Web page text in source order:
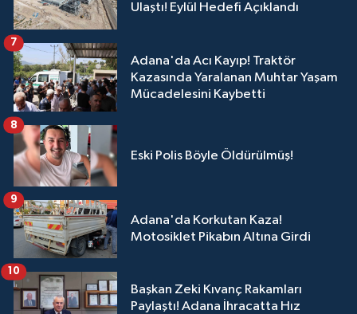
Ulaştı! Eylül Hedefi Açıklandı
Adana'da Acı Kayıp! Traktör
Kazasında Yaralanan Muhtar Yaşam
Mücadelesini Kaybetti
7
Eski Polis Böyle Öldürülmüş!
8
Adana'da Korkutan Kaza!
Motosiklet Pikabın Altına Girdi
9
Başkan Zeki Kıvanç Rakamları
Paylaştı! Adana İhracatta Hız
10